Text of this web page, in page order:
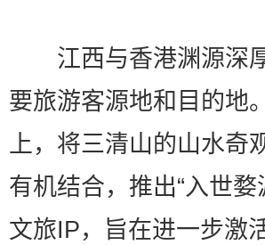
江西与香港渊源深
要旅游客源地和目的地
上，将三清山的山水奇
有机结合，推出“入世
文旅IP，旨在进一步激